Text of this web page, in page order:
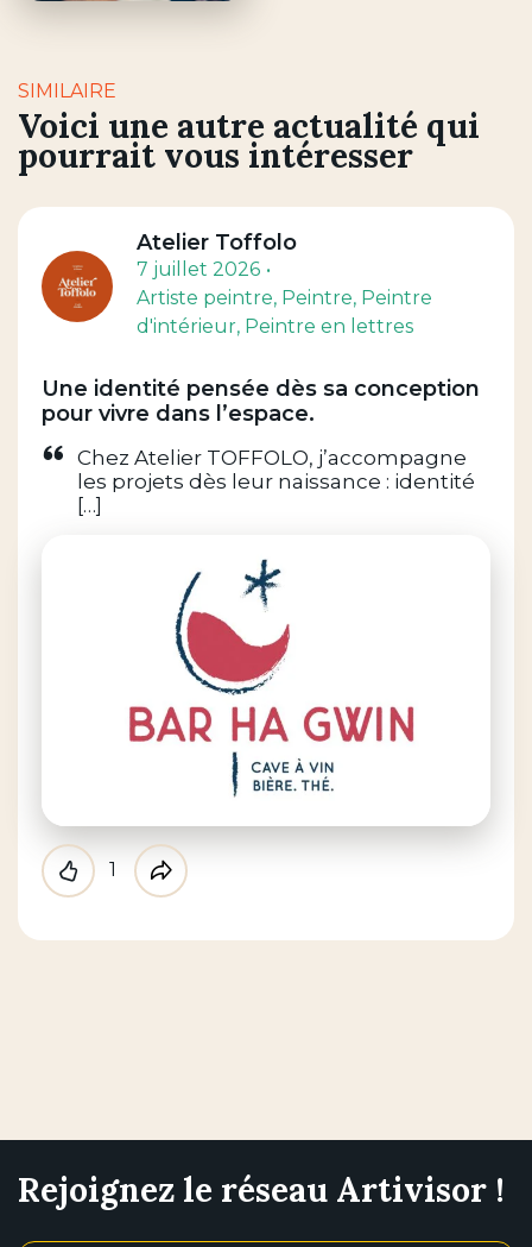
SIMILAIRE
Voici une autre actualité qui
pourrait vous intéresser
Atelier Toffolo
7 juillet 2026
Artiste peintre, Peintre, Peintre
d'intérieur, Peintre en lettres
Une identité pensée dès sa conception
pour vivre dans l’espace.
Chez Atelier TOFFOLO, j’accompagne
les projets dès leur naissance : identité
[…]
Like
1
Partager
Rejoignez le réseau Artivisor !